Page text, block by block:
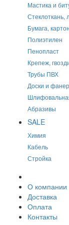
Мастика и
Стеклоткань,
Бумага, картон
Полиэтилен
Пенопласт
Крепеж,
Трубы ПВХ
Доски и
Абразивы
SALE
Химия
Кабель
Стройка
О компании
Доставка
Оплата
Контакты